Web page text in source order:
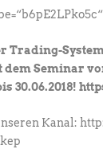
Trading-
Seminar vom
30.06.2018!
Kanal: